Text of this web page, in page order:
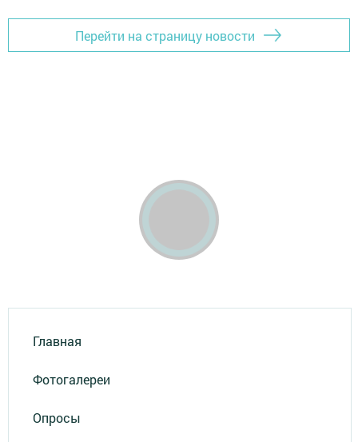
Перейти на страницу новости
Главная
Фотогалереи
Опросы